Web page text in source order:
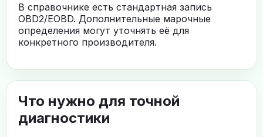
В справочнике есть стандартная запись
OBD2/EOBD. Дополнительные марочные
определения могут уточнять её для
конкретного производителя.
Что нужно для точной
диагностики